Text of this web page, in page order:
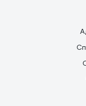
Стоимость,